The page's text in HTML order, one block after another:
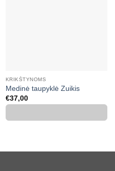
KRIKŠTYNOMS
Medinė taupyklė Zuikis
€37,00